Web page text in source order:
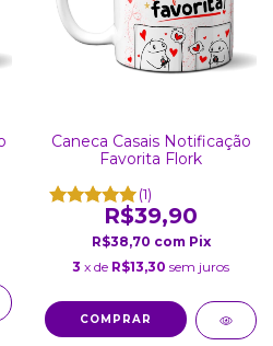
Caneca Casais Notificação
Favorita Flork
(1)
R$39,90
R$38,70 com Pix
3 x de R$13,30 sem juros
COMPRAR